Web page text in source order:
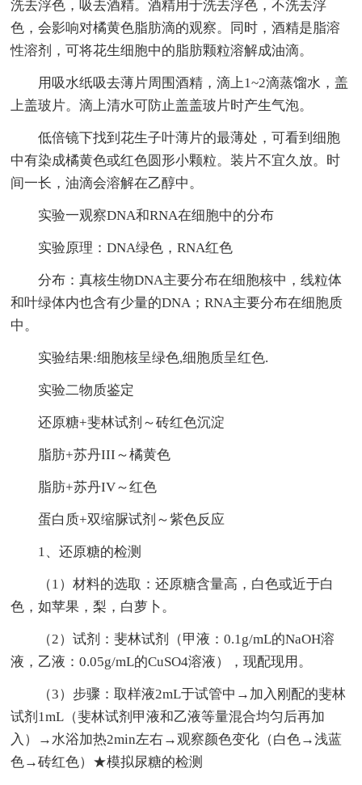
洗去浮色，吸去酒精。酒精用于洗去浮色，不洗去浮
色，会影响对橘黄色脂肪滴的观察。同时，酒精是脂溶
性溶剂，可将花生细胞中的脂肪颗粒溶解成油滴。
用吸水纸吸去薄片周围酒精，滴上1~2滴蒸馏水，盖
上盖玻片。滴上清水可防止盖盖玻片时产生气泡。
低倍镜下找到花生子叶薄片的最薄处，可看到细胞
中有染成橘黄色或红色圆形小颗粒。装片不宜久放。时
间一长，油滴会溶解在乙醇中。
实验一观察DNA和RNA在细胞中的分布
实验原理：DNA绿色，RNA红色
分布：真核生物DNA主要分布在细胞核中，线粒体
和叶绿体内也含有少量的DNA；RNA主要分布在细胞质
中。
实验结果:细胞核呈绿色,细胞质呈红色.
实验二物质鉴定
还原糖+斐林试剂～砖红色沉淀
脂肪+苏丹III～橘黄色
脂肪+苏丹IV～红色
蛋白质+双缩脲试剂～紫色反应
1、还原糖的检测
（1）材料的选取：还原糖含量高，白色或近于白
色，如苹果，梨，白萝卜。
（2）试剂：斐林试剂（甲液：0.1g/mL的NaOH溶
液，乙液：0.05g/mL的CuSO4溶液），现配现用。
（3）步骤：取样液2mL于试管中→加入刚配的斐林
试剂1mL（斐林试剂甲液和乙液等量混合均匀后再加
入）→水浴加热2min左右→观察颜色变化（白色→浅蓝
色→砖红色）★模拟尿糖的检测